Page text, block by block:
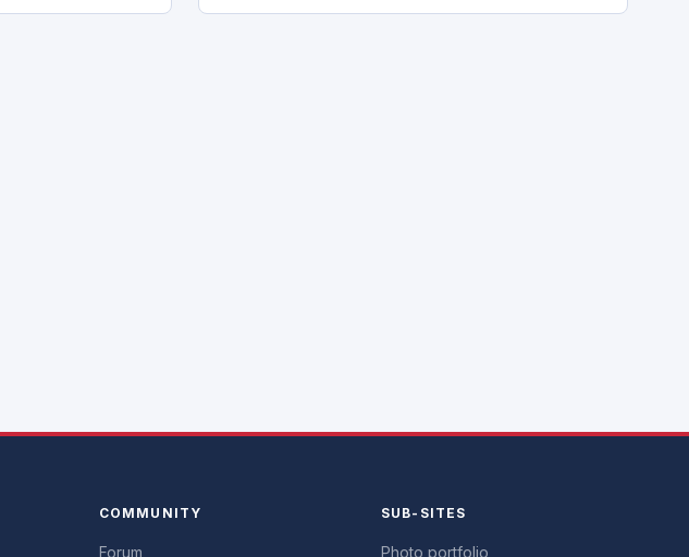
COMMUNITY
Forum
SUB-SITES
Photo portfolio